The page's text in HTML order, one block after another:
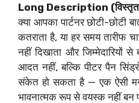
Long Description (विस्तृत
क्या आपका पार्टनर छोटी-छोटी
कतराता है, या हर समय तारीफ
नहीं दिखाता और जिम्मेदारियों
आदत नहीं, बल्कि पीटर पैन
संकेत हो सकता है — एक ऐसी
भावनात्मक रूप से वयस्क नहीं बन